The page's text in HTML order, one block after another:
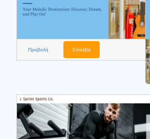
Προβολή Επιλέξτε